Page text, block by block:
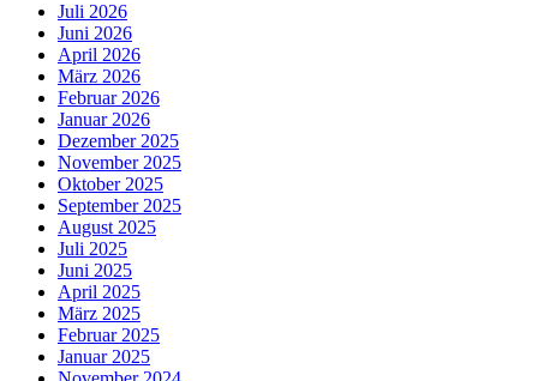
Juli 2026
Juni 2026
April 2026
März 2026
Februar 2026
Januar 2026
Dezember 2025
November 2025
Oktober 2025
September 2025
August 2025
Juli 2025
Juni 2025
April 2025
März 2025
Februar 2025
Januar 2025